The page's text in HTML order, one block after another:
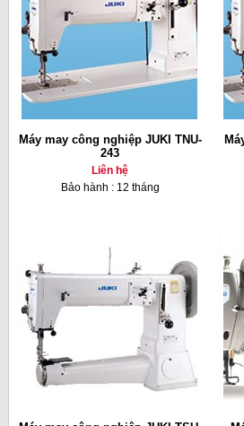
Máy may công nghiệp JUKI TNU-
243
Liên hệ
Bảo hành : 12 tháng